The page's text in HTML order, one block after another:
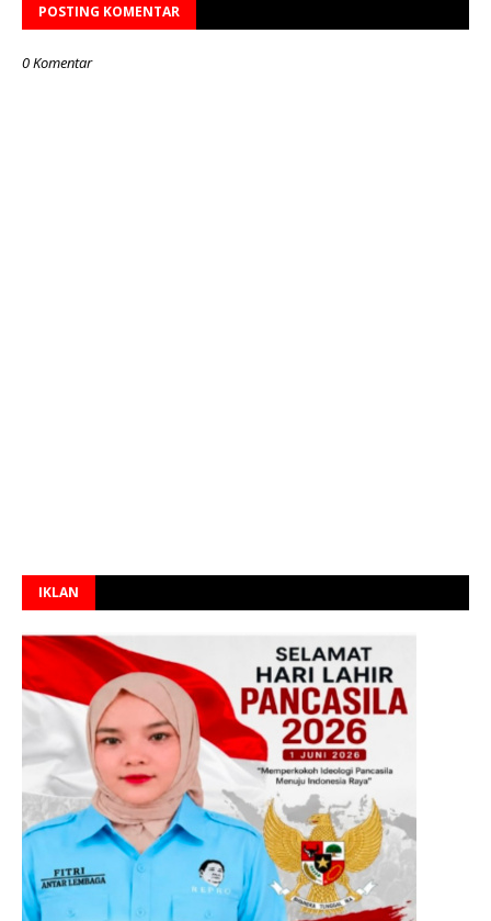
POSTING KOMENTAR
0 Komentar
IKLAN